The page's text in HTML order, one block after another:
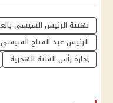
تهنئة الرئيس السيسي
الرئيس عبد الفتاح السيسي
إجازة رأس السنة الهجرية